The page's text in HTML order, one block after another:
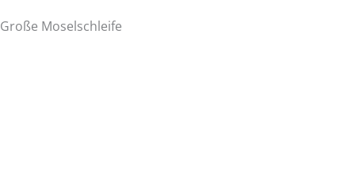
Große Moselschleife